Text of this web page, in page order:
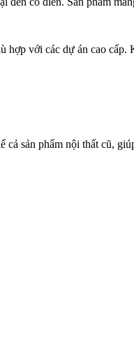
với các dự án cao cấp.
cả sản phẩm nội thất cũ,